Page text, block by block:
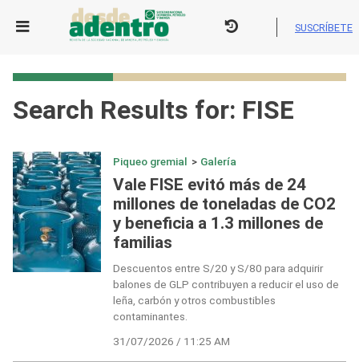
SUSCRÍBETE
Search Results for: FISE
Piqueo gremial > Galería
Vale FISE evitó más de 24
millones de toneladas de CO2
y beneficia a 1.3 millones de
familias
Descuentos entre S/20 y S/80 para adquirir
balones de GLP contribuyen a reducir el uso de
leña, carbón y otros combustibles
contaminantes.
31/07/2026 / 11:25 AM